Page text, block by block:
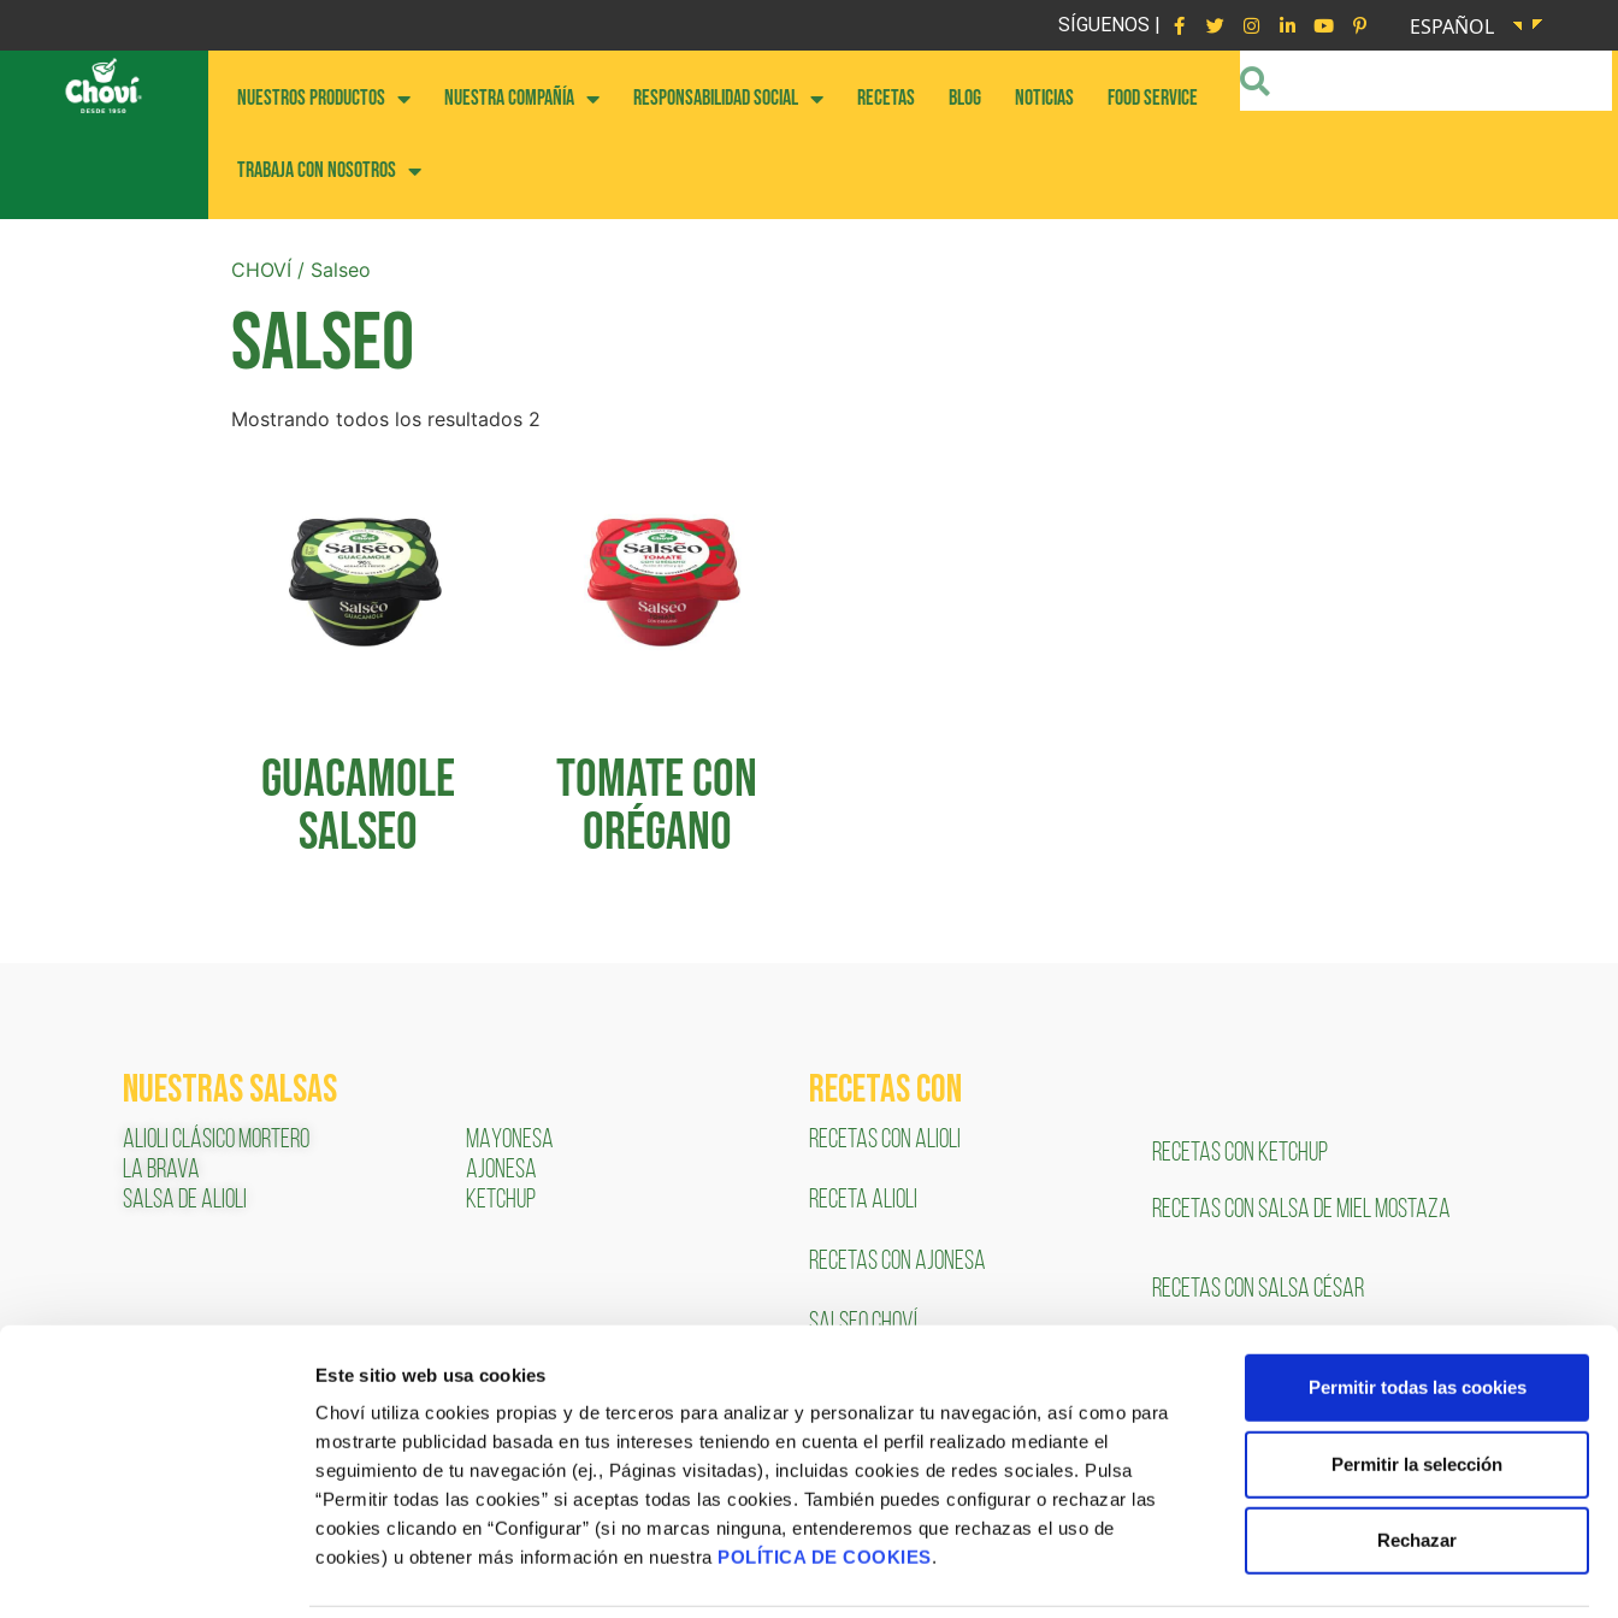
Este sitio web usa cookies
Choví utiliza cookies propias y de terceros para analizar y personalizar tu navegación, así como para
mostrarte publicidad basada en tus intereses teniendo en cuenta el perfil realizado mediante el
seguimiento de tu navegación (ej., Páginas visitadas), incluidas cookies de redes sociales. Pulsa
“Permitir todas las cookies” si aceptas todas las cookies. También puedes configurar o rechazar las
cookies clicando en “Configurar” (si no marcas ninguna, entenderemos que rechazas el uso de
cookies) u obtener más información en nuestra POLÍTICA DE COOKIES.
Permitir todas las cookies
Permitir la selección
Rechazar
SÍGUENOS | ESPAÑOL
NUESTROS PRODUCTOS NUESTRA COMPAÑÍA RESPONSABILIDAD SOCIAL RECETAS BLOG NOTICIAS FOOD SERVICE
Trabaja con nosotros
CHOVÍ / Salseo
SALSEO
Mostrando todos los resultados 2
GUACAMOLE
SALSEO
TOMATE CON
ORÉGANO
NUESTRAS SALSAS
ALIOLI CLÁSICO MORTERO
LA BRAVA
SALSA DE ALIOLI
MAYONESA
AJONESA
KETCHUP
RECETAS COn
RECETAS CON ALIOLI
RECETA ALIOLI
RECETAS CON AJONESA
SALSEO CHOVÍ
RECETAS CON KETCHUP
RECETAS CON SALSA DE MIEL MOSTAZA
RECETAS CON SALSA CÉSAR
Atención al Consumidor: 902 566 522
ÁREA CLIENTES
ACCEDER
TRABAJA CON NOSOTROS
Portal de Empleo
CONSULTA NUESTRAS OFERTAS
SÍGUENOS